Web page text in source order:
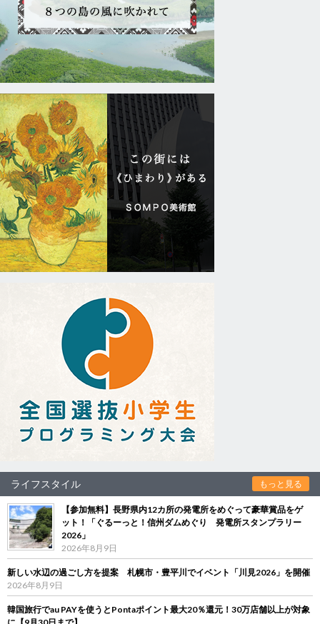
ライフスタイル もっと見る
【参加無料】長野県内12カ所の発電所をめぐって豪華賞品をゲ
ット！「ぐるーっと！信州ダムめぐり 発電所スタンプラリー
2026」
2026年8月9日
新しい水辺の過ごし方を提案 札幌市・豊平川でイベント「川見2026」を開催
2026年8月9日
韓国旅行でau PAYを使うとPontaポイント最大20％還元！30万店舗以上が対象